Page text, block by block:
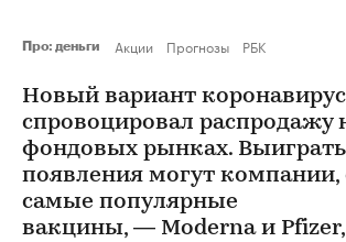
Про: деньги Акции Прогнозы РБК
Новый вариант
спровоцировал распродажу
фондовых рынках. Выиграть
появления могут компании,
самые популярные
вакцины, — Moderna и